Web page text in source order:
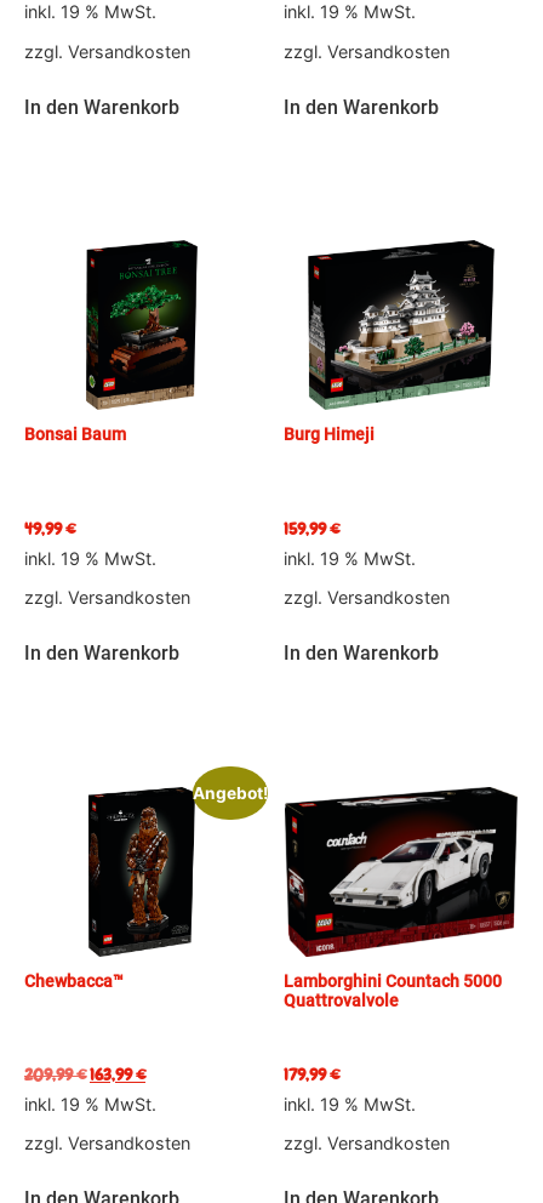
inkl. 19 % MwSt.
zzgl. Versandkosten
In den Warenkorb
inkl. 19 % MwSt.
zzgl. Versandkosten
In den Warenkorb
Bonsai Baum
49,99€
inkl. 19 % MwSt.
zzgl. Versandkosten
In den Warenkorb
Burg Himeji
159,99€
inkl. 19 % MwSt.
zzgl. Versandkosten
In den Warenkorb
Angebot!
Chewbacca™
209,99€163,99€
inkl. 19 % MwSt.
zzgl. Versandkosten
Lamborghini Countach 5000
Quattrovalvole
179,99€
inkl. 19 % MwSt.
zzgl. Versandkosten